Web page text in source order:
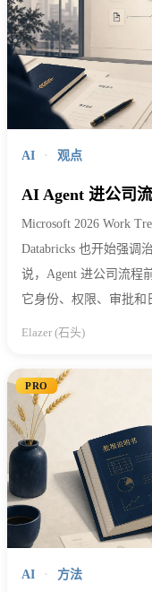
AI · 观点
AI Agent 进公司
Microsoft 2026 Work
Databricks 也开始强调
说，Agent 进公司流程
它身份、权限、审批和
Elazer (石头)
PRO
AI · 方法